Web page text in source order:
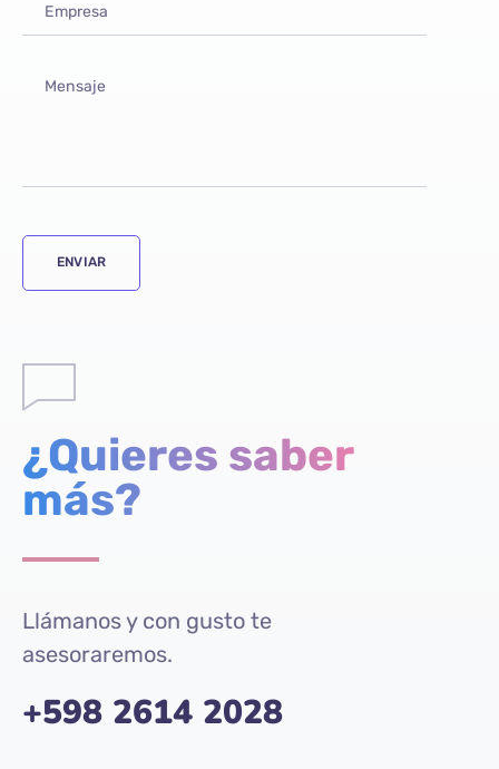
¿Quieres saber
más?
Llámanos y con gusto te
asesoraremos.
+598 2614 2028